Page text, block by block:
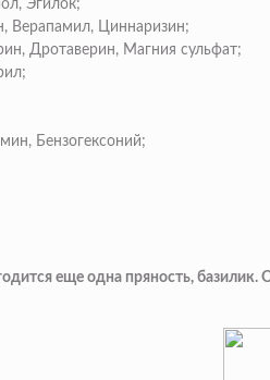
Эгилок;
Верапамил, Циннаризин;
Дротаверин, Магния сульфат;
Бензогексоний;
еще одна пряность,